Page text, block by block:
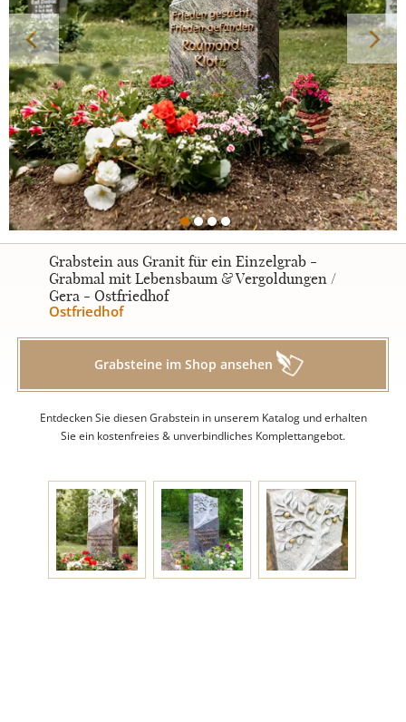
Kindergrabsteine
Urnengrabsteine
STILE
Klassisch
Romantisch
Modern
Zweiteilig
Stelen
Grabstein aus Granit für ein Einzelgrab -
Grabmal mit Lebensbaum & Vergoldungen /
Gera - Ostfriedhof
Ostfriedhof
Grabsteine im Shop ansehen
Entdecken Sie diesen Grabstein in unserem Katalog und erhalten
Sie ein kostenfreies & unverbindliches Komplettangebot.